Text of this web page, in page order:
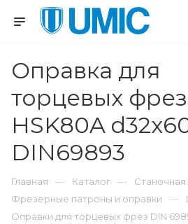
Оправка для
торцевых фрез
HSK80A
DIN69893
Главная — Каталог — Станочная
Фрезерные патроны и оправки —
Оправки для торцевых фрез DIN